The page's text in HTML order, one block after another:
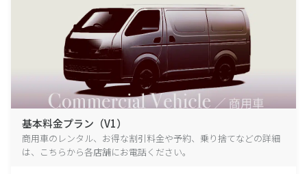
基本料金プラン（V1）
商用車のレンタル、お得な割引料金や予約、乗り捨てなどの詳細
は、こちらから各店舗にお電話ください。